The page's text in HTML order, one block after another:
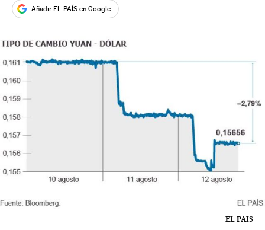
Añadir EL PAÍS en Google
EL PAIS